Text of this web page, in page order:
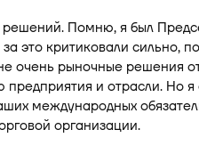
решений. Помню, я был
это критиковали сильно,
очень рыночные решения
и отрасли. Но
международных
организации.